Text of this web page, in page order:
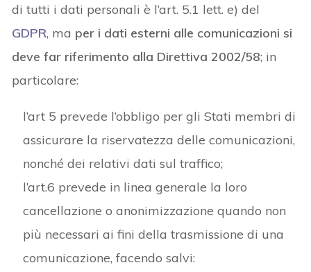
di tutti i dati personali è l’art. 5.1 lett. e) del
GDPR, ma per i dati esterni alle comunicazioni si
deve far riferimento alla Direttiva 2002/58; in
particolare:
l’art 5 prevede l’obbligo per gli Stati membri di
assicurare la riservatezza delle comunicazioni,
nonché dei relativi dati sul traffico;
l’art.6 prevede in linea generale la loro
cancellazione o anonimizzazione quando non
più necessari ai fini della trasmissione di una
comunicazione, facendo salvi: